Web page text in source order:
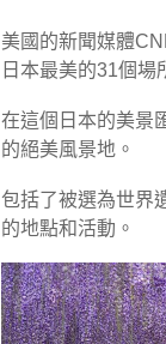
美國的新聞媒體
日本最美的31個場
在這個日本的美景
的絕美風景地。
包括了被選為世界
的地點和活動。